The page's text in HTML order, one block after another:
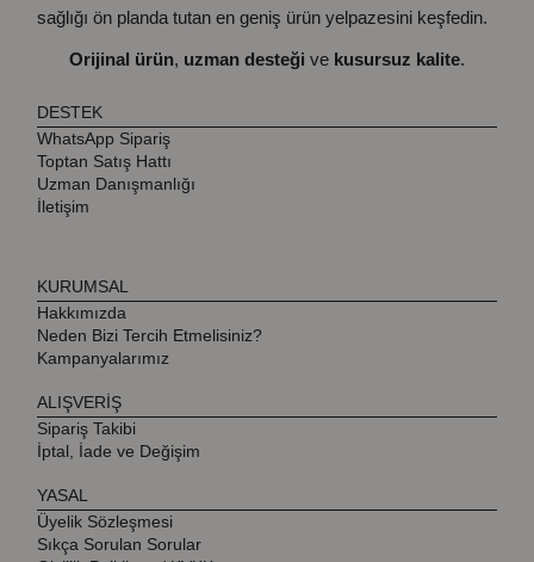
sağlığı ön planda tutan en geniş ürün yelpazesini keşfedin.
Orijinal ürün, uzman desteği ve kusursuz kalite.
DESTEK
WhatsApp Sipariş
Toptan Satış Hattı
Uzman Danışmanlığı
İletişim
KURUMSAL
Hakkımızda
Neden Bizi Tercih Etmelisiniz?
Kampanyalarımız
ALIŞVERİŞ
Sipariş Takibi
İptal, İade ve Değişim
YASAL
Üyelik Sözleşmesi
Sıkça Sorulan Sorular